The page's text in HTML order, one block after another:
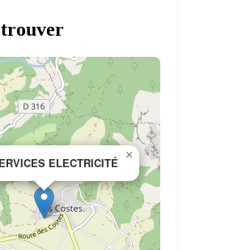
ELECTRICITÉ
×